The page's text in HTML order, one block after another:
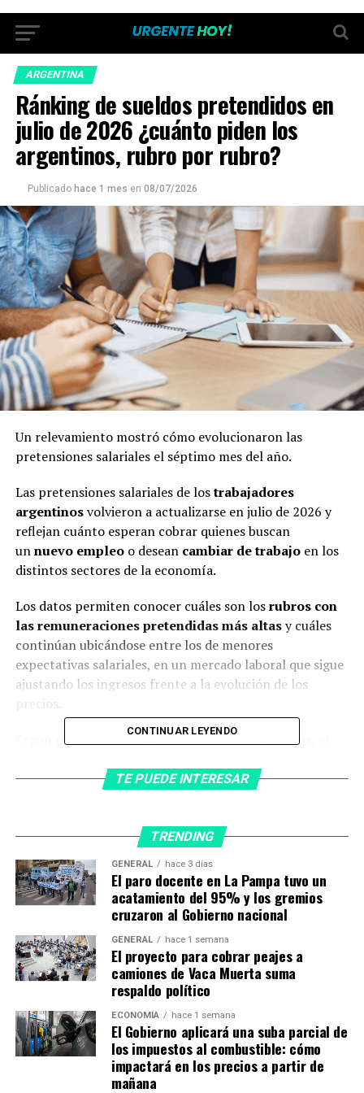
ARGENTINA
Ránking de sueldos pretendidos en
julio de 2026 ¿cuánto piden los
argentinos, rubro por rubro?
Publicado hace 1 mes en 08/07/2026
Un relevamiento mostró cómo evolucionaron las
pretensiones salariales el séptimo mes del año.
Las pretensiones salariales de lostrabajadores
argentinosvolvieron a actualizarse en julio de 2026 y
reflejan cuánto esperan cobrar quienes buscan
unnuevo empleoo desean cambiar de trabajo en los
distintos sectores de la economía.
Los datos permiten conocer cuáles son losrubros con
las remuneraciones pretendidas más altasy cuáles
continúan ubicándose entre los de menores
expectativas salariales, en un mercado laboral que sigue
ajustando los ingresos frente a la evolución de los
Según pudo saber la AgenciaNoticias Argentinas
jerárquicas, los sectores vinculados con la energía y las
gastronomía, turismo y tareas administrativas
permanecen entre las actividades con menores montos
solicitados.
En el primer lugar apareceGerencia y Dirección
General, con una pretensión salarial promedio
de$3.094.264 mensuales. Le siguenNaviero, Marítimo
y Portuario, con$2.591.606, yMinería, Petróleo y
, que alcanza los$2.485.643. También
sobresalenIngeniería Civil y
Construcción
Ingenierías, ambos con salarios
pretendidos cercanos a los $2 millones.
En el otro extremo del ranking se ubican
CONTINUAR LEYENDO
TE PUEDE INTERESAR
TRENDING
GENERAL hace 3 días
El paro docente en La Pampa tuvo un
acatamiento del 95% y los gremios
cruzaron al Gobierno nacional
GENERAL hace 1 semana
El proyecto para cobrar peajes a
camiones de Vaca Muerta suma
respaldo político
ECONOMÍA hace 1 semana
El Gobierno aplicará una suba parcial de
los impuestos al combustible: cómo
impactará en los precios a partir de
mañana